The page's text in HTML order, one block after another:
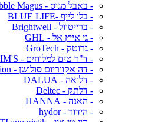
- באבל מגוס - Bubble Magus
- בלו לייף -BLUE LIFE
- ברייטוול - Brightwell
- גי אייץ אל - GHL
- גרוטק - GroTech
- ד"ר טים למלוחים - DR. TIM'S
- דה אקווריום סולושן - The Aquarium Solution
- דלואה - DALUA
- דלתק - Deltec
- האנה - HANNA
- הידור - hydor